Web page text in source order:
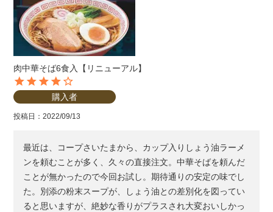
肉中華そば6食入【リニューアル】
購入者
投稿日 2022/09/13
最近は、コープさいたまから、カップ入りしょう油ラーメ
ンを頼むことが多く、久々の直接注文。中華そばを頼んだ
ことが無かったので今回お試し。期待通りの安定の味でし
た。別添の粉末スープが、しょう油との差別化を図ってい
ると思いますが、絶妙な香りがプラスされ大変おいしかっ